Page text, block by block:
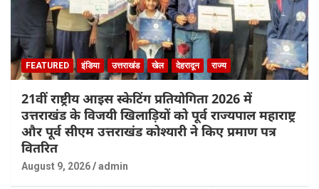
FEATURED इंडिया उत्तराखंड खेल देहरादून राज्य
21वीं राष्ट्रीय आइस स्केटिंग प्रतियोगिता 2026 में
उत्तराखंड के विजयी खिलाड़ियों को पूर्व राज्यपाल महाराष्ट्र
और पूर्व सीएम उत्तराखंड कोश्यारी ने किए प्रमाण पत्र
वितरित
August 9, 2026 admin